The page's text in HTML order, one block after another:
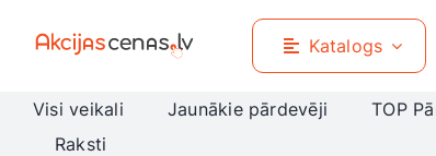
Katalogs
Visi veikali Jaunākie pārdevēji TOP
Raksti